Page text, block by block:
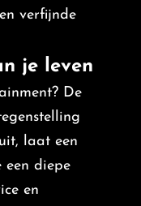
verfijnde
je leven
De
laat een
een diepe
en